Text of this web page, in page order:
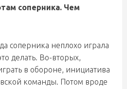
соперника. Чем
соперника неплохо играла
делать. Во-вторых,
в обороне, инициатива
команды. Потом вроде